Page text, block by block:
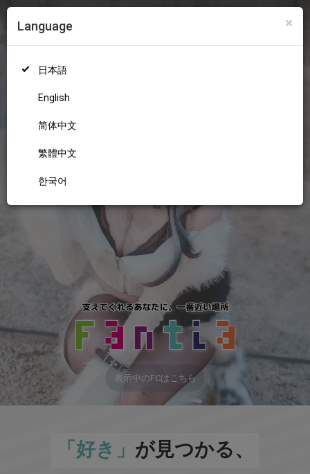
×
Language
日本語
English
简体中文
繁體中文
한국어
18+
表示中のFCはこちら
「好き」 が見つかる、